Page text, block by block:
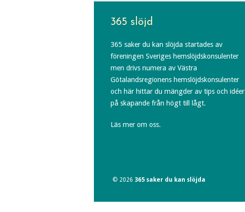
365 slöjd
365 saker du kan slöjda startades av
föreningen Sveriges hemslöjdskonsulenter
men drivs numera av Västra
Götalandsregionens hemslöjdskonsulenter
och här hittar du mängder av tips och idéer
på skapande från högt till lågt.
Läs mer om oss.
© 2026 365 saker du kan slöjda